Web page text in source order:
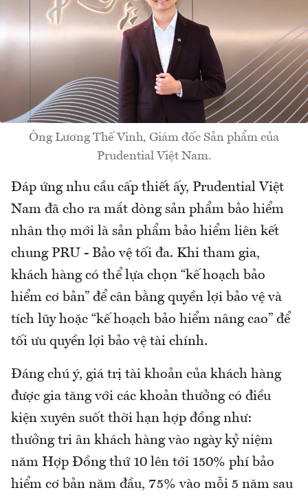
Ông Lương Thế Vinh, Giám đốc Sản phẩm của
Prudential Việt Nam.
Đáp ứng nhu cầu cấp thiết ấy, Prudential Việt
Nam đã cho ra mắt dòng sản phẩm bảo hiểm
nhân thọ mới là sản phẩm bảo hiểm liên kết
chung PRU - Bảo vệ tối đa. Khi tham gia,
khách hàng có thể lựa chọn “kế hoạch bảo
hiểm cơ bản” để cân bằng quyền lợi bảo vệ và
tích lũy hoặc “kế hoạch bảo hiểm nâng cao” để
tối ưu quyền lợi bảo vệ tài chính.
Đáng chú ý, giá trị tài khoản của khách hàng
được gia tăng với các khoản thưởng có điều
kiện xuyên suốt thời hạn hợp đồng như:
thưởng tri ân khách hàng vào ngày kỷ niệm
năm Hợp Đồng thứ 10 lên tới 150% phí bảo
hiểm cơ bản năm đầu, 75% vào mỗi 5 năm sau